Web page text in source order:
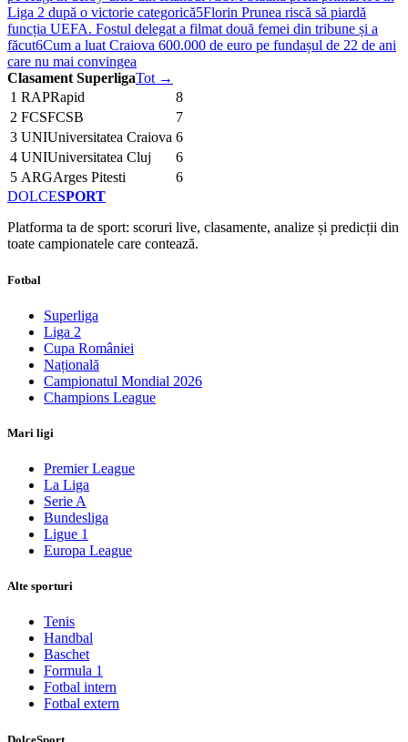
Liga 2 după o victorie categorică5Florin Prunea riscă să piardă
funcția UEFA. Fostul delegat a filmat două femei din tribune și a
făcut6Cum a luat Craiova 600.000 de euro pe fundașul de 22 de ani
care nu mai convingea
Clasament SuperligaTot →
1 RAPRapid
8
2 FCSFCSB
7
3 UNIUniversitatea Craiova 6
4 UNIUniversitatea Cluj
6
5 ARGArges Pitesti
6
DOLCESPORT
Platforma ta de sport: scoruri live, clasamente, analize și predicții din
toate campionatele care contează.
Fotbal
Superliga
Liga 2
Cupa României
Națională
Campionatul Mondial 2026
Champions League
Mari ligi
Premier League
La Liga
Serie A
Bundesliga
Ligue 1
Europa League
Alte sporturi
Tenis
Handbal
Baschet
Formula 1
Fotbal intern
Fotbal extern